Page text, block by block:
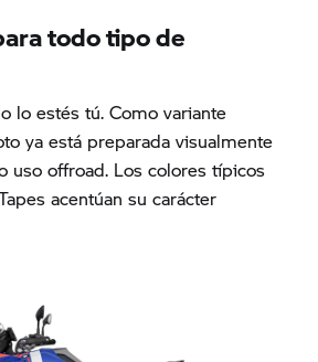
todo tipo de
lo estés tú. Como variante
ya está preparada visualmente
uso offroad. Los colores típicos
acentúan su carácter